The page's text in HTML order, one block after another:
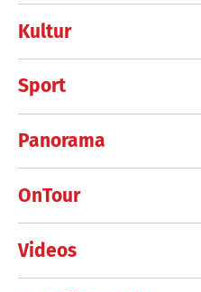
Kultur
Sport
Panorama
OnTour
Videos